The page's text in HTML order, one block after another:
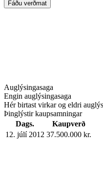
Fáðu verðmat
Auglýsingasaga
Engin auglýsingasaga
Hér birtast virkar og eldri
Þinglýstir kaupsamningar
Dags.
Kaupverð
12. júlí 2012 37.500.000 kr.